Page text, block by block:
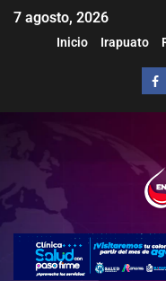
7 agosto, 2026
Inicio Irapuato